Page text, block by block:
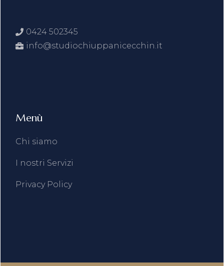
0424 502345
info@studiochiuppanicecchin.it
Menù
Chi siamo
I nostri Servizi
Privacy Policy